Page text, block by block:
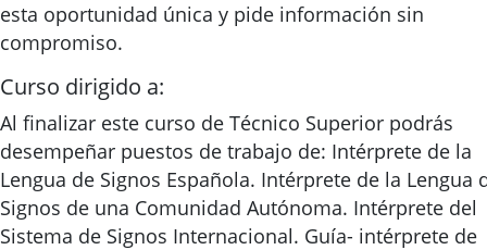
esta oportunidad única y pide información sin
compromiso.
Curso dirigido a:
Al finalizar este curso de Técnico Superior podrás
desempeñar puestos de trabajo de: Intérprete de la
Lengua de Signos Española. Intérprete de la Lengua
Signos de una Comunidad Autónoma. Intérprete del
Sistema de Signos Internacional. Guía- intérprete de